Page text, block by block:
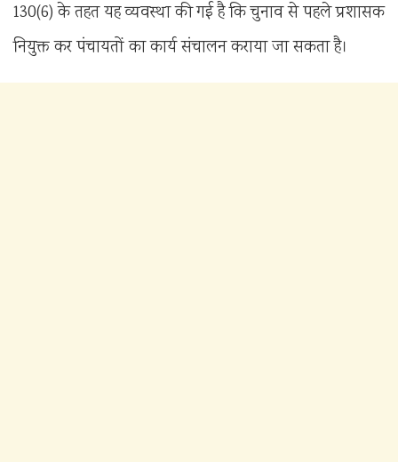
130(6) के तहत यह व्यवस्था की गई है कि चुनाव से पहले प्रशासक
नियुक्त कर पंचायतों का कार्य संचालन कराया जा सकता है।